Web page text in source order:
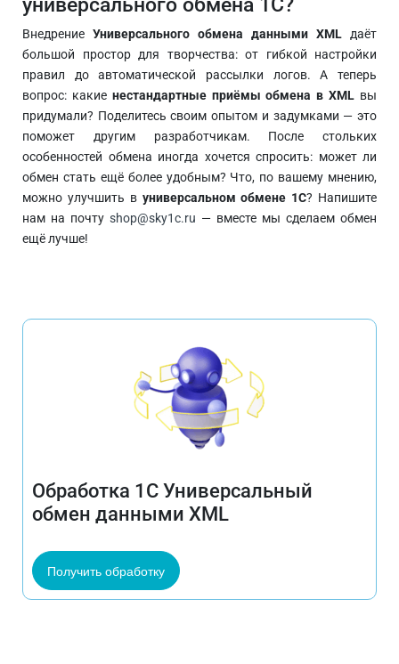
Внедрение Универсального обмена данными XML даёт
большой простор для творчества: от гибкой настройки
правил до автоматической рассылки логов. А теперь
вопрос: какие нестандартные приёмы обмена в XML вы
придумали? Поделитесь своим опытом и задумками — это
поможет другим разработчикам. После стольких
особенностей обмена иногда хочется спросить: может ли
обмен стать ещё более удобным? Что, по вашему мнению,
можно улучшить в универсальном обмене 1С? Напишите
нам на почту shop@sky1c.ru — вместе мы сделаем обмен
ещё лучше!
Обработка 1C Универсальный
обмен данными XML
Получить обработку